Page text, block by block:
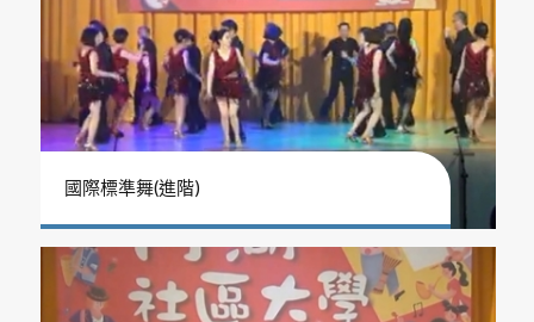
國際標準舞(進階)